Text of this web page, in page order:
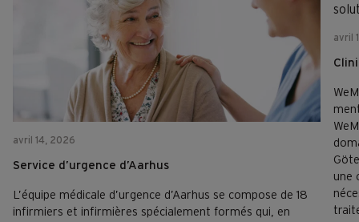
avril 14, 2026
Service d’urgence d’Aarhus
L’équipe médicale d’urgence d’Aarhus se compose de 18
infirmiers et infirmières spécialement formés qui, en
avril
une